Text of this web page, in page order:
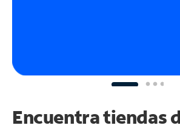
Encuentra tiendas